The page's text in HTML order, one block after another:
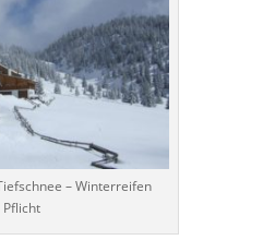
– Winterreifen
Pflicht